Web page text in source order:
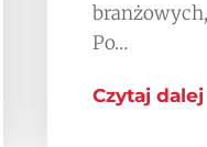
Po…
Czytaj dalej